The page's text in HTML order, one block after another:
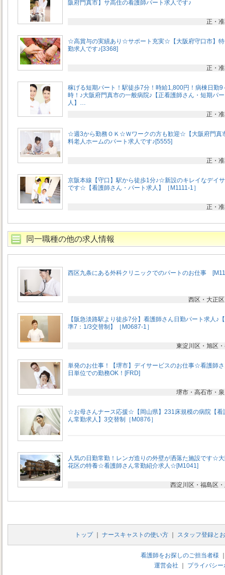
阪府門真市】サ高住の看護師パート求人です♪
正・
☆高賞与の実績あり☆サポート充実☆【大阪府守口市】
勤求人です♪[3368]
正・
稼げる短期パート！駅徒歩7分！時給1,800円！病棟日勤9
時！♪大阪府門真市の一般病院♪【正看護師さん・短期パ
人】…
正・
☆週3から勤務ＯＫ☆Ｗワークの方も歓迎☆【大阪府門真
料老人ホームのパート求人です♪[5555]
正・
京阪本線【守口】駅から徒歩1分♪☆新設のキレイなデイ
です☆【看護師さん・パート求人】［M1111-1］
正・
同一職種の他の求人情報
西区九条にある外科クリニックでのパートのお仕事
西区・大正
【阪急淡路駅より徒歩7分】看護師さん日勤パート求人♪
準7：1/3交替制】［M0687-1］
東淀川区・旭区
単発のお仕事！【堺市】デイサービスのお仕事☆看護師
日単位での勤務OK！[FRD]
堺市・高石市・
☆お母さんナース応援☆【岡山県】231床規模の病院【看
ん常勤求人】3交替制［M0876］
人気の日勤常勤！レンガ造りの外壁が洒落た施設です☆
花区の特養☆看護師さん常勤紹介求人☆[M1041]
西淀川区・福島区
トップ｜ ナースキャストの使い方｜ スタッフ登録と
看護師をお探しのご担当者様
運営会社 ｜ プライバシ